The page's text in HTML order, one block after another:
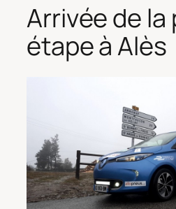
Arrivée de
étape à Alès